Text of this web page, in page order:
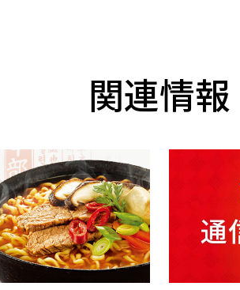
関連情報